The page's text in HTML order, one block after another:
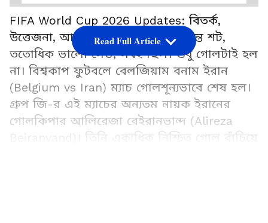
FIFA World Cup 2026 Updates: বিতর্ক,
উত্তেজনা, আক্রমণ, প্রতি-আক্রমণ, দুরন্ত শট,
ততোধিক ভালো সেভ, সবই ছিল। শুধু গোলটাই হল
না। বিশ্বকাপ ফুটবলে বেলজিয়াম বনাম ইরান
(Belgium vs Iran) ম্যাচ গোলশূন্যভাবে শেষ হল।
গ্রুপ জি-র এই ম্যাচের অন্যতম নায়ক ইরানের
গোলকিপার আলিরেজা বেইরানভান্দ (Alireza
Beiranvand)। তিনি একাধিক নিশ্চিত গোল বাঁচিয়ে
Read Full Article